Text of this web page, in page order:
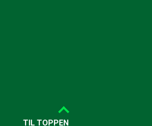
TIL TOPPEN